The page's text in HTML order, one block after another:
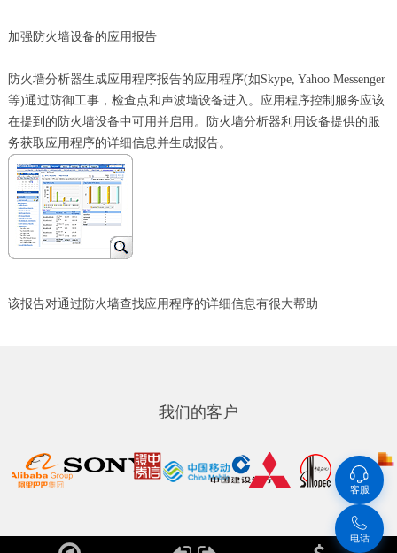
加强防火墙设备的应用报告
防火墙分析器生成应用程序报告的应用程序(如Skype, Yahoo Messenger
等)通过防御工事，检查点和声波墙设备进入。应用程序控制服务应该
在提到的防火墙设备中可用并启用。防火墙分析器利用设备提供的服
务获取应用程序的详细信息并生成报告。
该报告对通过防火墙查找应用程序的详细信息有很大帮助
我们的客户
客服
电话